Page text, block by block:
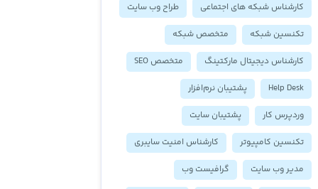
کارشناس شبکه های اجتماعی
طراح وب سایت
تکنسین شبکه
متخصص شبکه
کارشناس دیجیتال مارکتینگ
متخصص SEO
Help Desk
پشتیبان نرم‌افزار
وردپرس کار
پشتیبان سایت
تکنسین کامپیوتر
کارشناس امنیت سایبری
مدیر وب سایت
گرافیست وب